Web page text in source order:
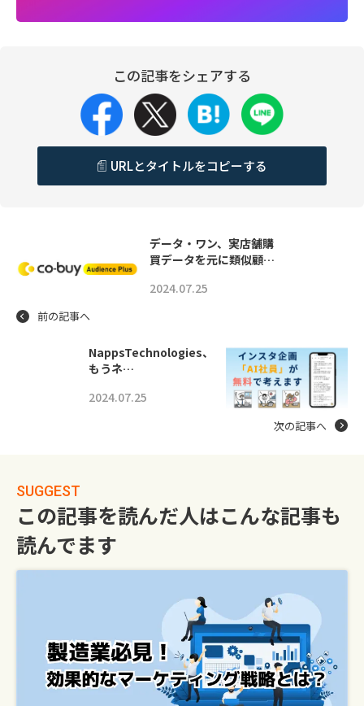
この記事をシェアする
URLとタイトルをコピーする
データ・ワン、実店舗購
買データを元に類似顧…
2024.07.25
前の記事へ
NappsTechnologies、
もうネ…
2024.07.25
次の記事へ
SUGGEST
この記事を読んだ人はこんな記事も
読んでます